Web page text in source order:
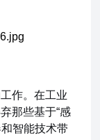
作。在工业
那些基于“感
智能技术带